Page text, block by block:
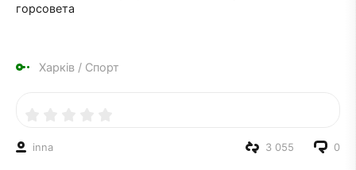
горсовета
Харків / Спорт
inna 0
3 055